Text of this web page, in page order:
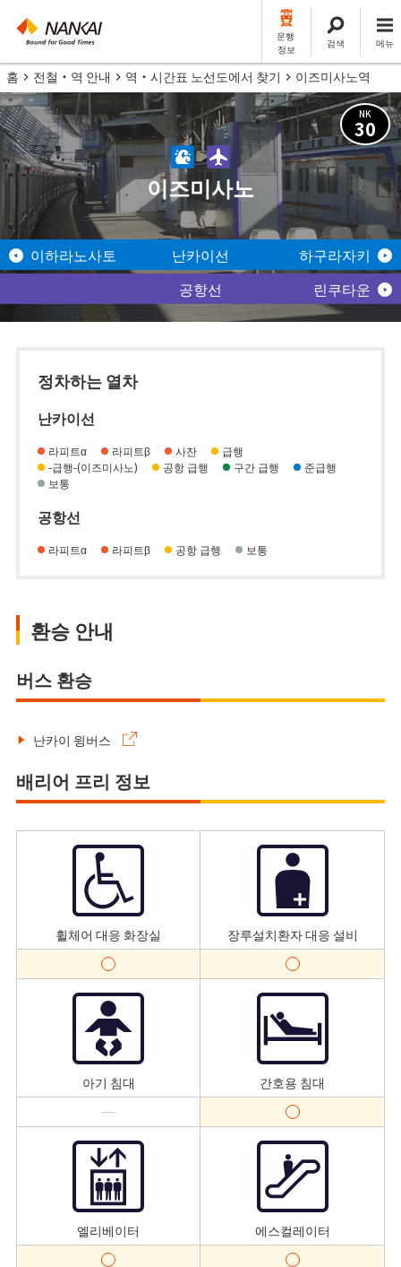
운행
정보
검색 메뉴
홈 전철・역 안내 역・시간표 노선도에서 찾기 이즈미사노역
NK
30
이즈미사노
이하라노사토 난카이선
하구라자키
공항선
린쿠타운
정차하는 열차
난카이선
라피트α 라피트β 사잔
급행
-급행-(이즈미사노)
공항 급행 구간 급행
준급행
보통
공항선
라피트α 라피트β 공항 급행 보통
환승 안내
버스 환승
난카이 윙버스
배리어 프리 정보
휠체어 대응 화장실 장루설치환자 대응 설비
아기 침대 간호용 침대
엘리베이터 에스컬레이터